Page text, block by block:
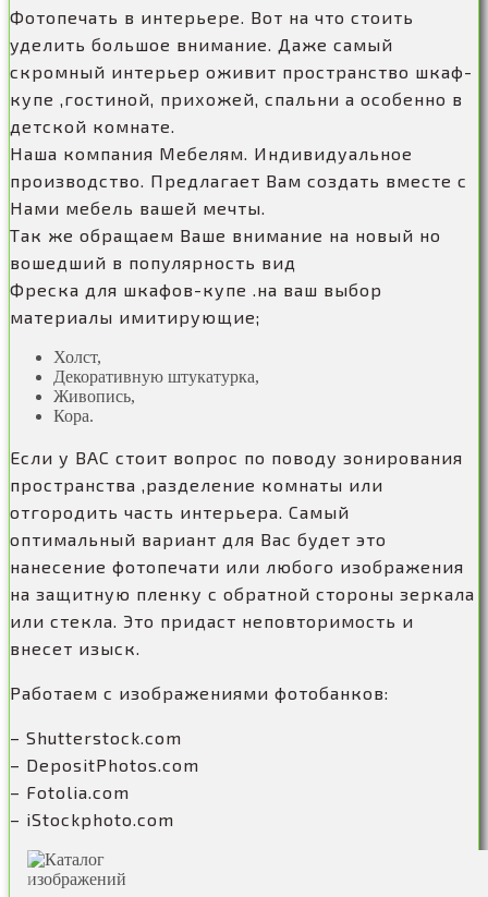
Фотопечать в интерьере. Вот на что стоить
уделить большое внимание. Даже самый
скромный интерьер оживит пространство шкаф-
купе ,гостиной, прихожей, спальни а особенно в
детской комнате.
Наша компания Мебелям. Индивидуальное
производство. Предлагает Вам создать вместе с
Нами мебель вашей мечты.
Так же обращаем Ваше внимание на новый но
вошедший в популярность вид
Фреска для шкафов-купе .на ваш выбор
материалы имитирующие;
Холст,
Декоративную штукатурка,
Живопись,
Кора.
Если у ВАС стоит вопрос по поводу зонирования
пространства ,разделение комнаты или
отгородить часть интерьера. Самый
оптимальный вариант для Вас будет это
нанесение фотопечати или любого изображения
на защитную пленку с обратной стороны зеркала
или стекла. Это придаст неповторимость и
внесет изыск.
Работаем с изображениями фотобанков:
– Shutterstock.com
– DepositPhotos.com
– Fotolia.com
– iStockphoto.com